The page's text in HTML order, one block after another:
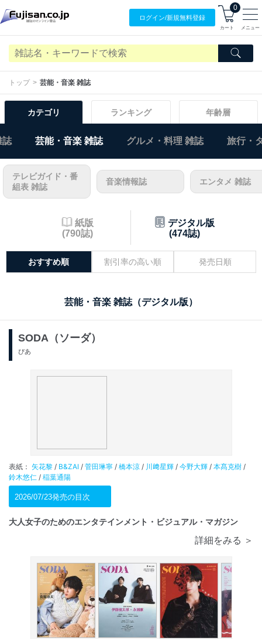
ログイン/新規無料登録
0
カート メニュー
トップ 芸能・音楽 雑誌
カテゴリ ランキング 年齢層
誌 芸能・音楽 雑誌 グルメ・料理 雑誌 旅行・
テレビガイド・番
組表 雑誌
音楽情報誌 エンタメ 雑誌
紙版
(790誌)
デジタル版
(474誌)
おすすめ順 割引率の高い順 発売日順
芸能・音楽 雑誌（デジタル版）
SODA（ソーダ）
ぴあ
表紙： 矢花黎 / B&ZAI / 菅田琳寧 / 橋本涼 / 川﨑星輝 / 今野大輝 / 本髙克樹 /
鈴木悠仁 / 稲葉通陽
2026/07/23発売の目次
大人女子のためのエンタテインメント・ビジュアル・マガジン
詳細をみる ＞